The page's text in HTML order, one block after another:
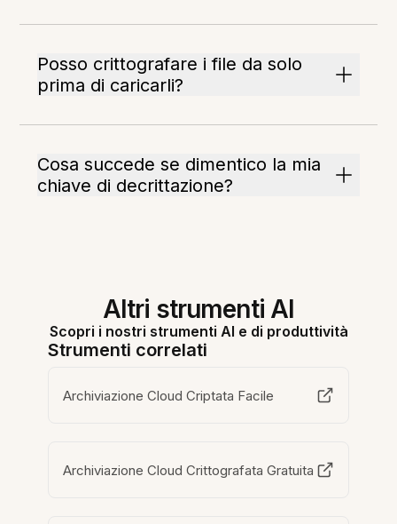
Posso crittografare i file da solo
prima di caricarli?
Cosa succede se dimentico la mia
chiave di decrittazione?
Altri strumenti AI
Scopri i nostri strumenti AI e di produttività
Strumenti correlati
Archiviazione Cloud Criptata Facile
Archiviazione Cloud Crittografata Gratuita